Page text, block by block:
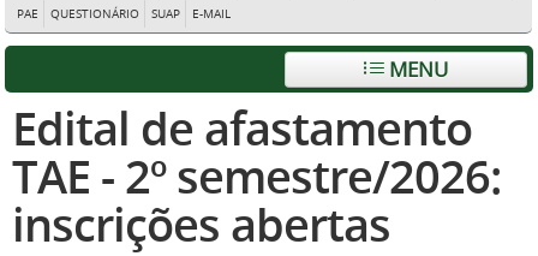
PAE
QUESTIONÁRIO SUAP E-MAIL
MENU
Edital de afastamento
TAE - 2º semestre/2026:
inscrições abertas